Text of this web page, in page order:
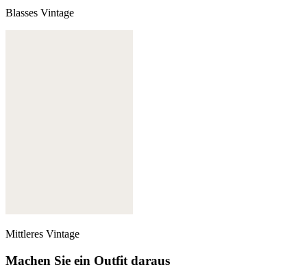
Blasses Vintage
Mittleres Vintage
Machen Sie ein Outfit daraus